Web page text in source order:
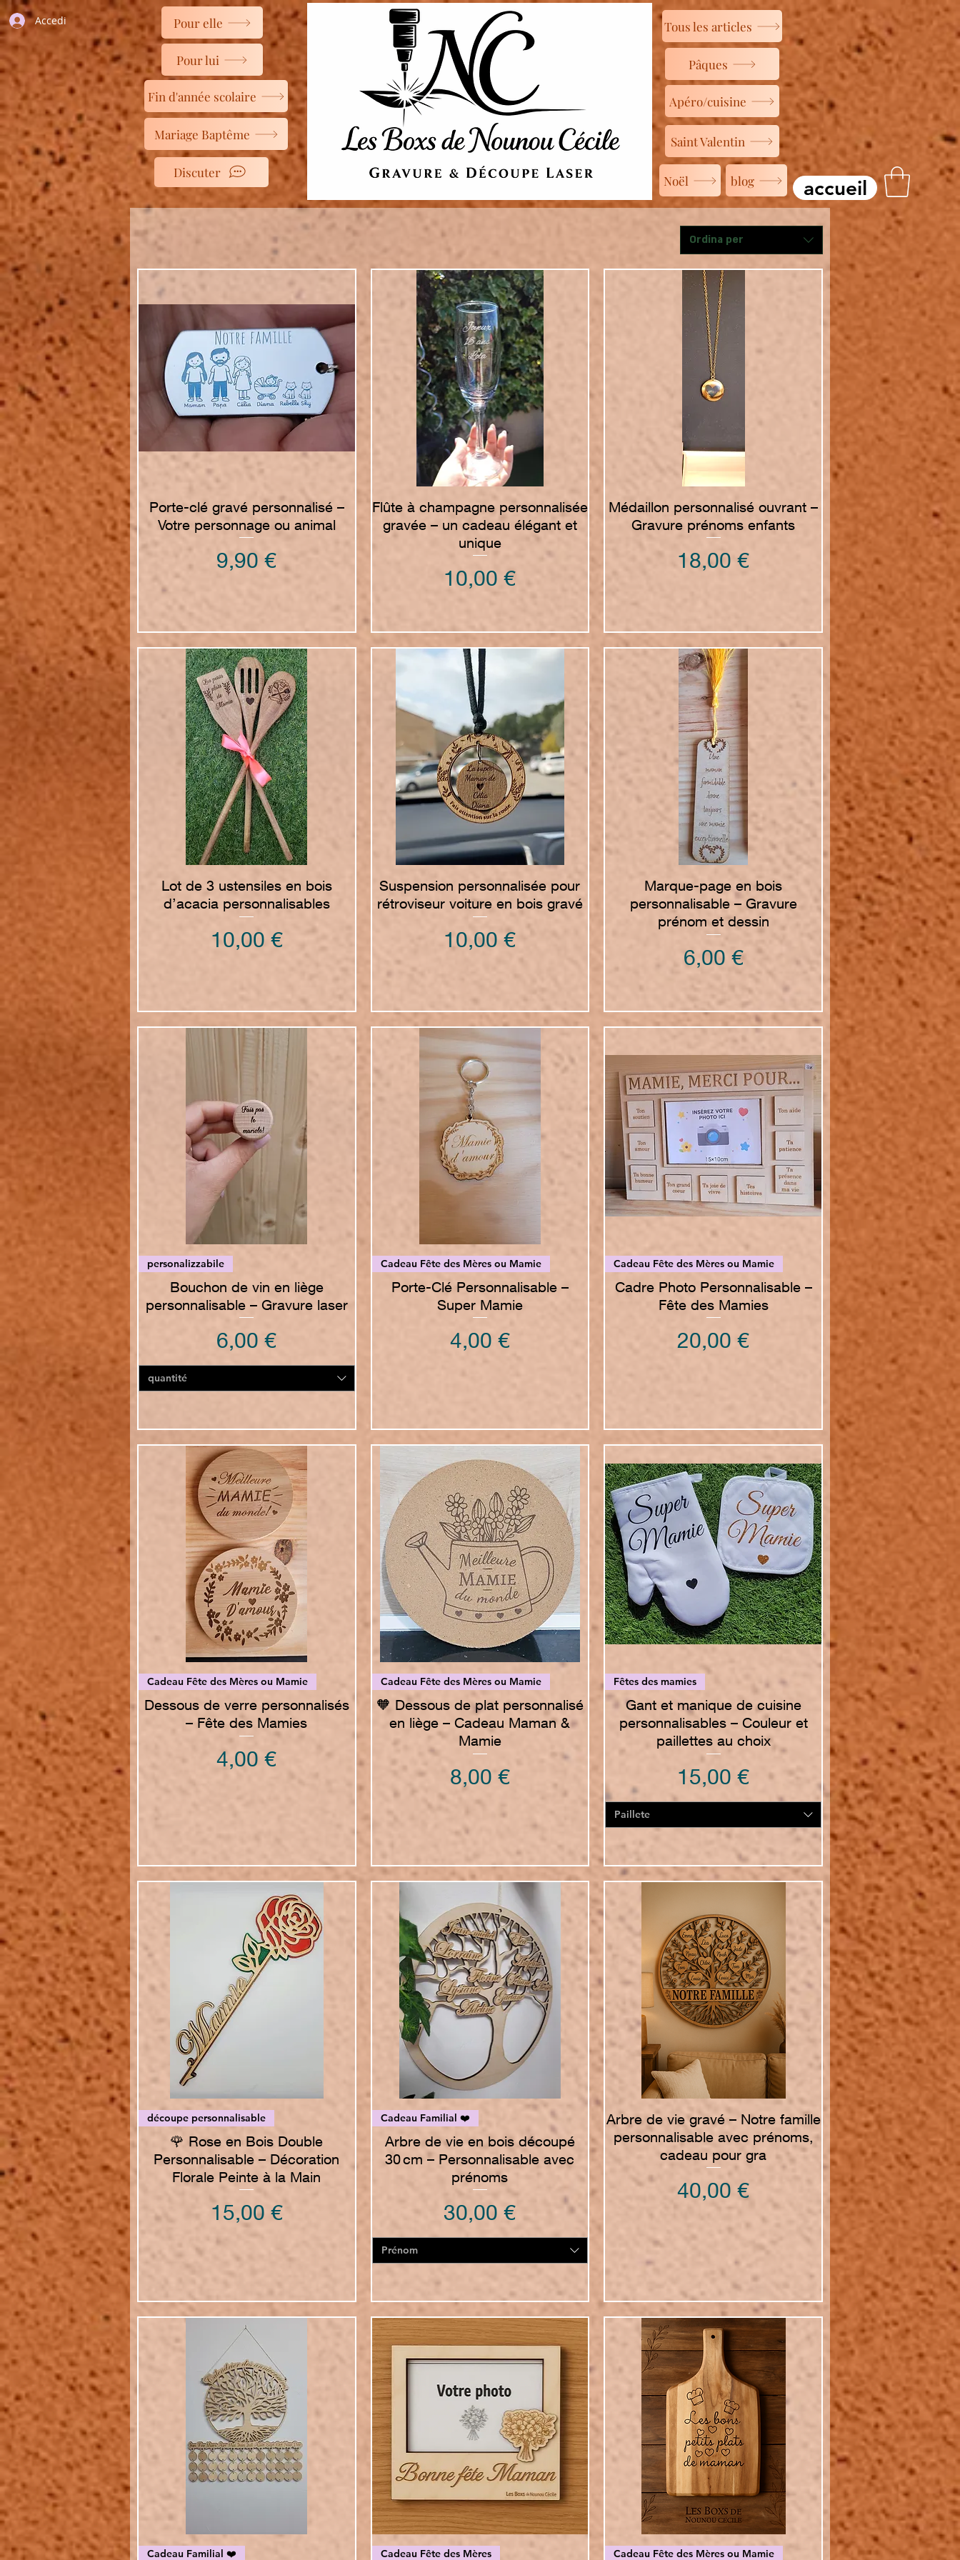
Accedi Pour elle
Pour lui
Fin d'année scolaire
Mariage Baptême
Discuter
Tous les articles
Pâques
Apéro/cuisine
Saint Valentin
Noël blog accueil
Ordina per
Vista rapida
Porte-clé gravé personnalisé –
Votre personnage ou animal
Prezzo
9,90 €
Vista rapida
Flûte à champagne personnalisée
gravée – un cadeau élégant et
unique
Prezzo
10,00 €
Vista rapida
Médaillon personnalisé ouvrant –
Gravure prénoms enfants
Prezzo
18,00 €
Vista rapida
Lot de 3 ustensiles en bois
d’acacia personnalisables
Prezzo
10,00 €
Vista rapida
Suspension personnalisée pour
rétroviseur voiture en bois gravé
Prezzo
10,00 €
Vista rapida
Marque-page en bois
personnalisable – Gravure
prénom et dessin
Prezzo
6,00 €
Vista rapida
personalizzabile
Bouchon de vin en liège
personnalisable – Gravure laser
Prezzo
6,00 €
quantité
Vista rapida
Cadeau Fête des Mères ou Mamie
Porte-Clé Personnalisable –
Super Mamie
Prezzo
4,00 €
Vista rapida
Cadeau Fête des Mères ou Mamie
Cadre Photo Personnalisable –
Fête des Mamies
Prezzo
20,00 €
Vista rapida
Cadeau Fête des Mères ou Mamie
Dessous de verre personnalisés
– Fête des Mamies
Prezzo
4,00 €
Vista rapida
Cadeau Fête des Mères ou Mamie
🧡 Dessous de plat personnalisé
en liège – Cadeau Maman &
Mamie
Prezzo
8,00 €
Vista rapida
Fêtes des mamies
Gant et manique de cuisine
personnalisables – Couleur et
paillettes au choix
Prezzo
15,00 €
Paillete
Vista rapida
découpe personnalisable
🌹 Rose en Bois Double
Personnalisable – Décoration
Florale Peinte à la Main
Prezzo
15,00 €
Vista rapida
Cadeau Familial ❤️
Arbre de vie en bois découpé
30 cm – Personnalisable avec
prénoms
Prezzo
30,00 €
Prénom
Vista rapida
Arbre de vie gravé – Notre famille
personnalisable avec prénoms,
cadeau pour gra
Prezzo
40,00 €
Vista rapida
Cadeau Familial ❤️ Vista rapida
Cadeau Fête des Mères Vista rapida
Cadeau Fête des Mères ou Mamie